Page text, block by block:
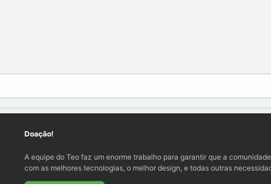
Doação!
A equipe do Teo faz um enorme trabalho para garantir que a
com as melhores tecnologias, o melhor design, e todas outras